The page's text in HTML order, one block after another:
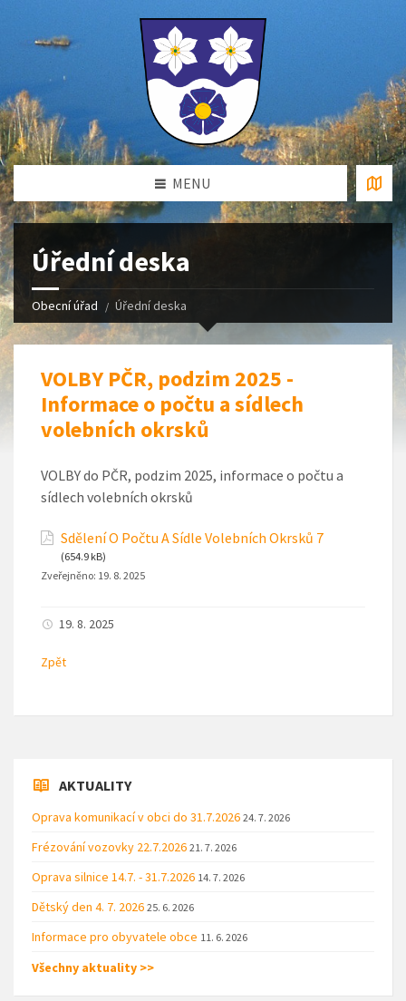
MENU
Úřední deska
Obecní úřad Úřední deska
VOLBY PČR, podzim 2025 -
Informace o počtu a sídlech
volebních okrsků
VOLBY do PČR, podzim 2025, informace o počtu a
sídlech volebních okrsků
Sdělení O Počtu A Sídle Volebních Okrsků 7
(654.9 kB)
Zveřejněno: 19. 8. 2025
19. 8. 2025
Zpět
AKTUALITY
Oprava komunikací v obci do 31.7.2026 24. 7. 2026
Frézování vozovky 22.7.2026 21. 7. 2026
Oprava silnice 14.7. - 31.7.2026 14. 7. 2026
Dětský den 4. 7. 2026 25. 6. 2026
Informace pro obyvatele obce 11. 6. 2026
Všechny aktuality >>